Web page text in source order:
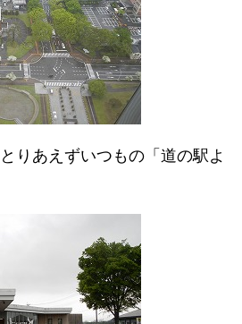
りあえずいつもの「道の駅よ